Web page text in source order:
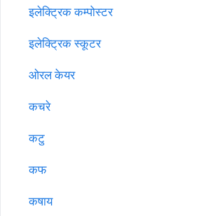
इलेक्ट्रिक कम्पोस्टर
इलेक्ट्रिक स्कूटर
ओरल केयर
कचरे
कटु
कफ
कषाय